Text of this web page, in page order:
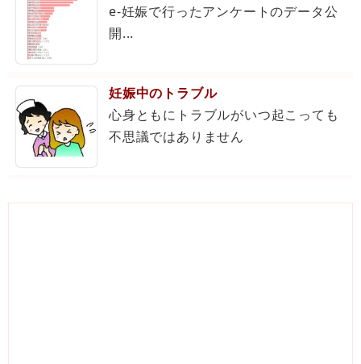
e-妊娠で行ったアンケートのデータ公
開...
妊娠中のトラブル
心身ともにトラブルがいつ起こっても
不思議ではありません